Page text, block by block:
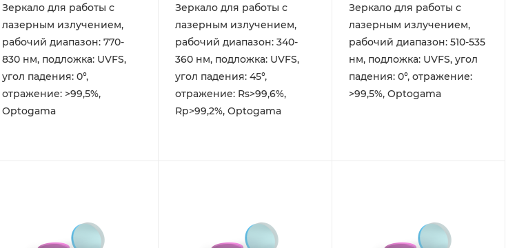
Зеркало для работы с
лазерным излучением,
рабочий диапазон: 770-
830 нм, подложка: UVFS,
угол падения: 0°,
отражение: >99,5%,
Optogama
Зеркало для работы с
лазерным излучением,
рабочий диапазон: 340-
360 нм, подложка: UVFS,
угол падения: 45°,
отражение: Rs>99,6%,
Rp>99,2%, Optogama
Зеркало для работы с
лазерным излучением,
рабочий диапазон: 510-535
нм, подложка: UVFS, угол
падения: 0°, отражение:
>99,5%, Optogama